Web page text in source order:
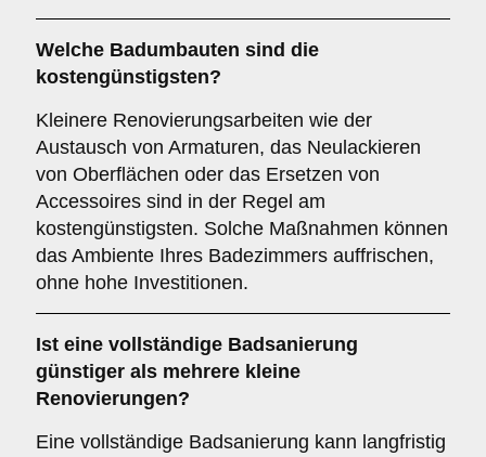
Welche Badumbauten sind die
kostengünstigsten?
Kleinere Renovierungsarbeiten wie der
Austausch von Armaturen, das Neulackieren
von Oberflächen oder das Ersetzen von
Accessoires sind in der Regel am
kostengünstigsten. Solche Maßnahmen können
das Ambiente Ihres Badezimmers auffrischen,
ohne hohe Investitionen.
Ist eine vollständige Badsanierung
günstiger als mehrere kleine
Renovierungen?
Eine vollständige Badsanierung kann langfristig